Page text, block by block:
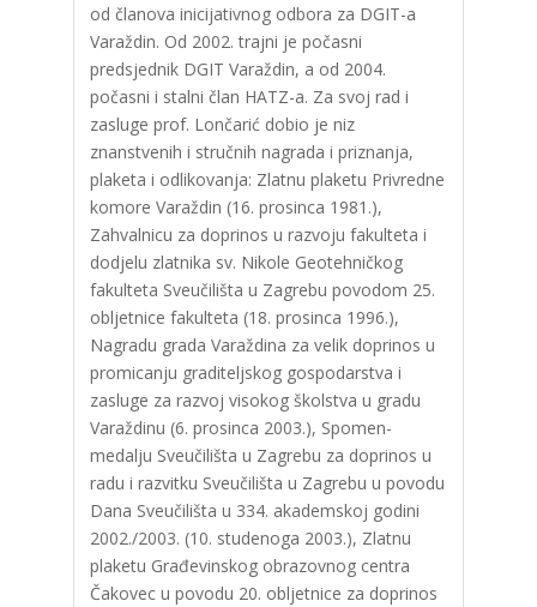
od članova inicijativnog odbora za DGIT-a
Varaždin. Od 2002. trajni je počasni
predsjednik DGIT Varaždin, a od 2004.
počasni i stalni član HATZ-a. Za svoj rad i
zasluge prof. Lončarić dobio je niz
znanstvenih i stručnih nagrada i priznanja,
plaketa i odlikovanja: Zlatnu plaketu Privredne
komore Varaždin (16. prosinca 1981.),
Zahvalnicu za doprinos u razvoju fakulteta i
dodjelu zlatnika sv. Nikole Geotehničkog
fakulteta Sveučilišta u Zagrebu povodom 25.
obljetnice fakulteta (18. prosinca 1996.),
Nagradu grada Varaždina za velik doprinos u
promicanju graditeljskog gospodarstva i
zasluge za razvoj visokog školstva u gradu
Varaždinu (6. prosinca 2003.), Spomen-
medalju Sveučilišta u Zagrebu za doprinos u
radu i razvitku Sveučilišta u Zagrebu u povodu
Dana Sveučilišta u 334. akademskoj godini
2002./2003. (10. studenoga 2003.), Zlatnu
plaketu Građevinskog obrazovnog centra
Čakovec u povodu 20. obljetnice za doprinos